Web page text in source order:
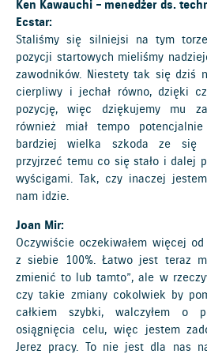
Ken Kawauchi – menedżer ds.
Ecstar:
Staliśmy się silniejsi na tym
pozycji startowych mieliśmy
zawodników. Niestety tak się dziś
cierpliwy i jechał równo, dzięki
pozycję, więc dziękujemy mu
również miał tempo
bardziej wielka szkoda ze się
przyjrzeć temu co się stało i dalej
wyścigami. Tak, czy inaczej
nam idzie.
Joan Mir:
Oczywiście oczekiwałem więcej
z siebie 100%. Łatwo jest teraz
zmienić to lub tamto”, ale w
czy takie zmiany cokolwiek by
całkiem szybki, walczyłem o
osiągnięcia celu, więc jestem
Jerez pracy. To nie jest dla nas